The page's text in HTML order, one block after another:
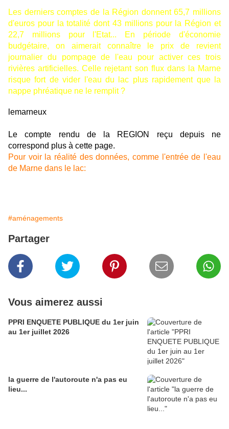
Les derniers comptes de la Région donnent 65,7 millions
d'euros pour la totalité dont 43 millions pour la Région et
22,7 millions pour l'Etat... En période d'économie
budgétaire, on aimerait connaître le prix de revient
journalier du pompage de l'eau pour activer ces trois
rivières artificielles. Celle rejetant son flux dans la Marne
risque fort de vider l'eau du lac plus rapidement que la
nappe phréatique ne le remplit ?
lemarneux
Le compte rendu de la REGION reçu depuis ne
correspond plus à cette page.
Pour voir la réalité des données, comme l'entrée de l'eau
de Marne dans le lac:
#aménagements
Partager
Vous aimerez aussi
PPRI ENQUETE PUBLIQUE du 1er juin
au 1er juillet 2026
la guerre de l'autoroute n'a pas eu
lieu...